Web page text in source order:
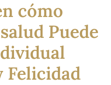
cómo
Puede
Felicidad